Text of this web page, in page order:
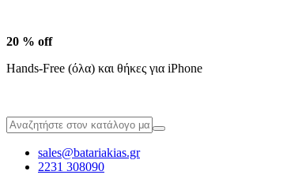
20 % off
Hands-Free (όλα) και θήκες για iPhone
sales@batariakias.gr
2231 308090